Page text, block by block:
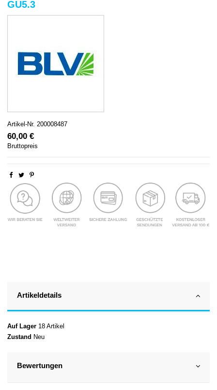
GU5.3
Artikel-Nr. 200008487
60,00 €
Bruttopreis
Artikeldetails
Auf Lager 18 Artikel
Zustand Neu
Bewertungen